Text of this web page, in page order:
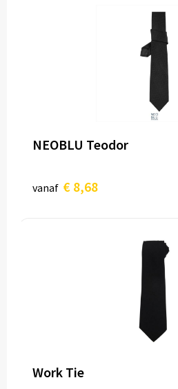
NEOBLU Teodor
vanaf € 8,68
Work Tie